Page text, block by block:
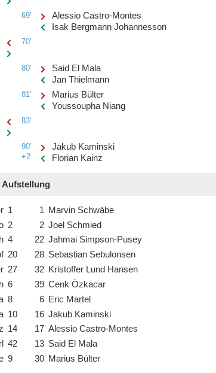
69'
Alessio Castro-Montes
Isak Bergmann Johannesson
70'
80'
Said El Mala
Jan Thielmann
81'
Marius Bülter
Youssoupha Niang
83'
90'
+2
Jakub Kaminski
Florian Kainz
Aufstellung
1 1
Marvin Schwäbe
2 2 Joel Schmied
4 22 Jahmai Simpson-Pusey
20 28 Sebastian Sebulonsen
27 32 Kristoffer Lund Hansen
6 39 Cenk Özkacar
8 6 Eric Martel
10 16 Jakub Kaminski
14 17 Alessio Castro-Montes
42 13 Said El Mala
9 30 Marius Bülter